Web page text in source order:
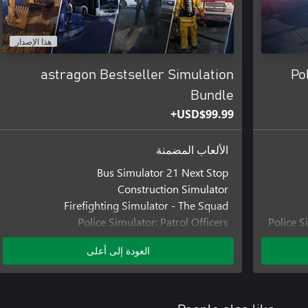
الغربي لأمريكا الشمالية. جهز نفسك بمعدات مكافحة الحرائ
Police
Police
هذا الإصدار
astragon Bestseller Simulation
Bundle
USD$99.99+
الألعاب المضمنة
Bus Simulator 21 Next Stop
Construction Simulator
Firefighting Simulator - The Squad
Police Simulator: Patrol Officers
العودة إلى أعلى